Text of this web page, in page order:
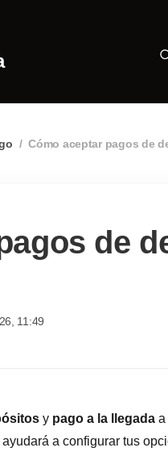
/ Cómo aceptar pagos de
de
11:49
y pago a la llegada a
a configurar tus